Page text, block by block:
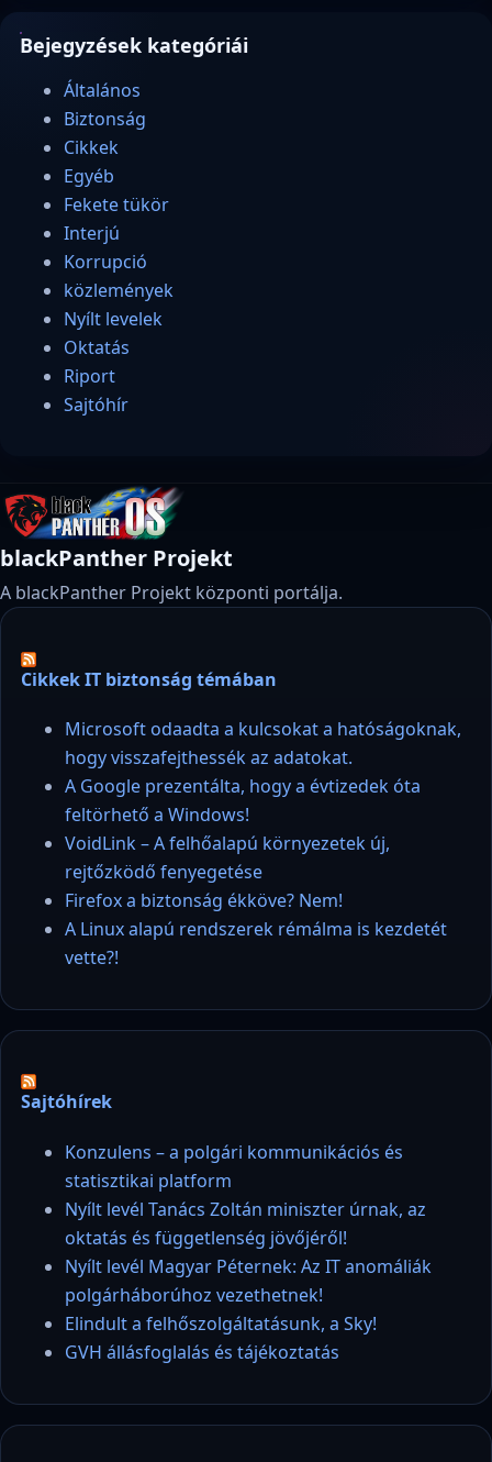
Bejegyzések kategóriái
Általános
Biztonság
Cikkek
Egyéb
Fekete tükör
Interjú
Korrupció
közlemények
Nyílt levelek
Oktatás
Riport
Sajtóhír
blackPanther Projekt
A blackPanther Projekt központi portálja.
Cikkek IT biztonság témában
Microsoft odaadta a kulcsokat a hatóságoknak,
hogy visszafejthessék az adatokat.
A Google prezentálta, hogy a évtizedek óta
feltörhető a Windows!
VoidLink – A felhőalapú környezetek új,
rejtőzködő fenyegetése
Firefox a biztonság ékköve? Nem!
A Linux alapú rendszerek rémálma is kezdetét
vette?!
Sajtóhírek
Konzulens – a polgári kommunikációs és
statisztikai platform
Nyílt levél Tanács Zoltán miniszter úrnak, az
oktatás és függetlenség jövőjéről!
Nyílt levél Magyar Péternek: Az IT anomáliák
polgárháborúhoz vezethetnek!
Elindult a felhőszolgáltatásunk, a Sky!
GVH állásfoglalás és tájékoztatás